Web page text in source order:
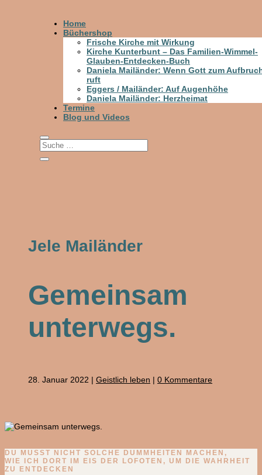
Home
Büchershop
Frische Kirche mit Wirkung
Kirche Kunterbunt – Das Familien-Wimmel-
Glauben-Entdecken-Buch
Daniela Mailänder: Wenn Gott zum
ruft
Eggers / Mailänder: Auf Augenhöhe
Daniela Mailänder: Herzheimat
Termine
Blog und Videos
Jele Mailänder
Gemeinsam
unterwegs.
28. Januar 2022 | Geistlich leben | 0 Kommentare
DU MUSST NICHT SOLCHE DUMMHEITEN MACHEN,
WIE ICH DORT IM EIS DER LOFOTEN, UM DIE WAHRHEIT
ZU ENTDECKEN